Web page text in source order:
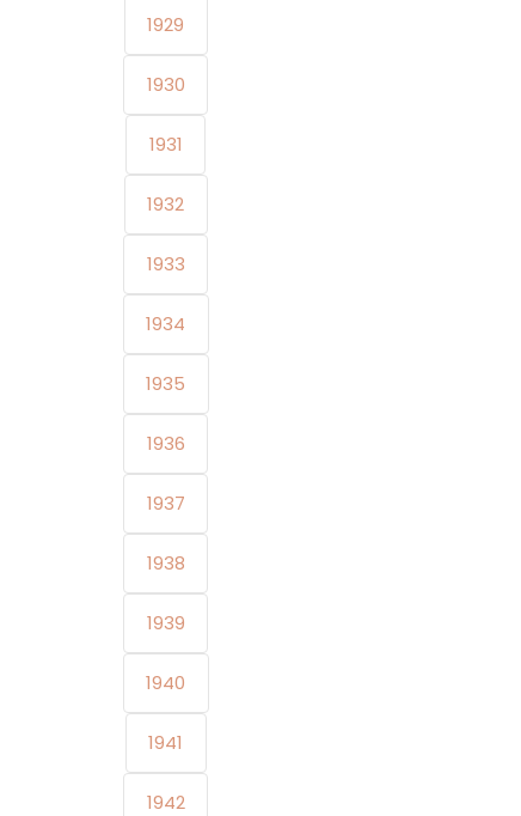
1929
1930
1931
1932
1933
1934
1935
1936
1937
1938
1939
1940
1941
1942